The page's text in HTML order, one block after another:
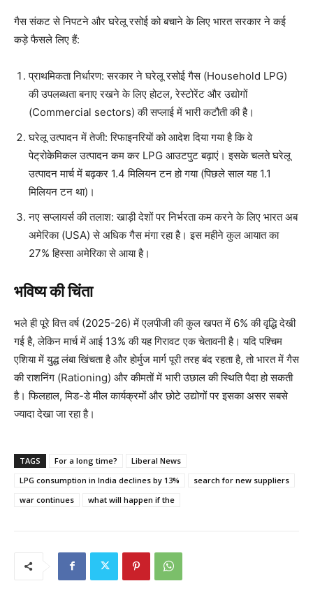
गैस संकट से निपटने और घरेलू रसोई को बचाने के लिए भारत सरकार ने कई
कड़े फैसले लिए हैं:
प्राथमिकता निर्धारण: सरकार ने घरेलू रसोई गैस (Household LPG)
की उपलब्धता बनाए रखने के लिए होटल, रेस्टोरेंट और उद्योगों
(Commercial sectors) की सप्लाई में भारी कटौती की है।
घरेलू उत्पादन में तेजी: रिफाइनरियों को आदेश दिया गया है कि वे
पेट्रोकेमिकल उत्पादन कम कर LPG आउटपुट बढ़ाएं। इसके चलते घरेलू
उत्पादन मार्च में बढ़कर 1.4 मिलियन टन हो गया (पिछले साल यह 1.1
मिलियन टन था)।
नए सप्लायर्स की तलाश: खाड़ी देशों पर निर्भरता कम करने के लिए भारत अब
अमेरिका (USA) से अधिक गैस मंगा रहा है। इस महीने कुल आयात का
27% हिस्सा अमेरिका से आया है।
भविष्य की चिंता
भले ही पूरे वित्त वर्ष (2025-26) में एलपीजी की कुल खपत में 6% की वृद्धि देखी
गई है, लेकिन मार्च में आई 13% की यह गिरावट एक चेतावनी है। यदि पश्चिम
एशिया में युद्ध लंबा खिंचता है और होर्मुज मार्ग पूरी तरह बंद रहता है, तो भारत में गैस
की राशनिंग (Rationing) और कीमतों में भारी उछाल की स्थिति पैदा हो सकती
है। फिलहाल, मिड-डे मील कार्यक्रमों और छोटे उद्योगों पर इसका असर सबसे
ज्यादा देखा जा रहा है।
TAGS For a long time?
Liberal News
LPG consumption in India declines by 13%
search for new suppliers
war continues
what will happen if the